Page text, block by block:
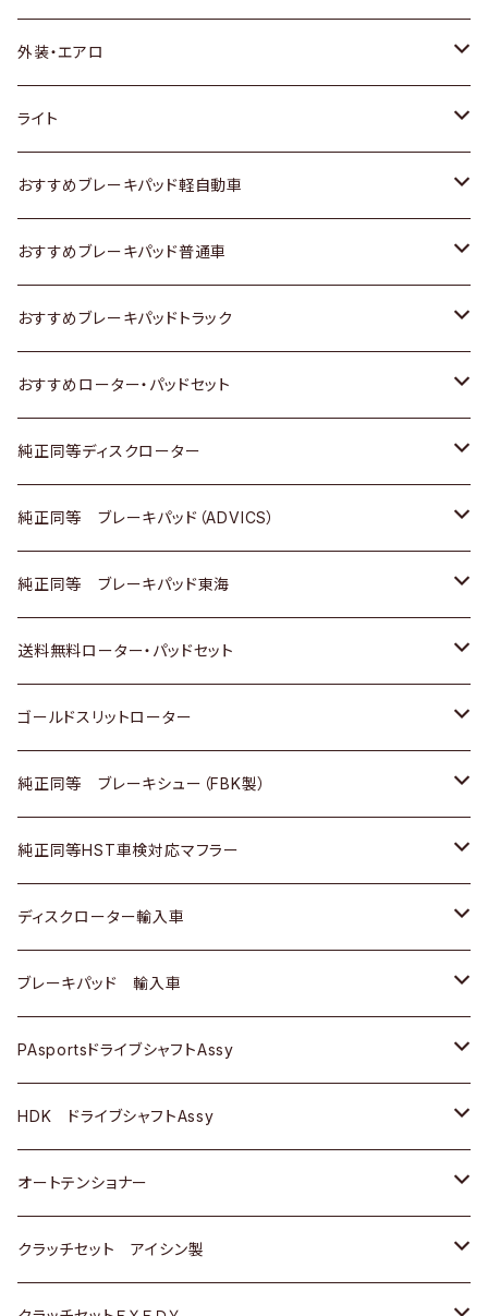
トヨタ
ホンダ
スズキ
日産
いすゞ
ダイハツ
マツダ
三菱
スバル
日野
三菱ふそう
ＢＭＷ
外装・エアロ
トヨタ
ホンダ
スズキ
日産
いすゞ
ダイハツ
マツダ
三菱
日野
三菱ふそう
ライト
トヨタ
スズキ
日産
いすゞ
ダイハツ
三菱
日野
三菱ふそう
その他
おすすめブレーキパッド軽自動車
トヨタ
ホンダ
スズキ
日産
ダイハツ
マツダ
三菱
スバル
おすすめブレーキパッド普通車
トヨタ
ホンダ
スズキ
日産
いすゞ
ダイハツ
マツダ
三菱
スバル
おすすめブレーキパッドトラック
トヨタ
日産
いすゞ
ダイハツ
マツダ
三菱
おすすめローター・パッドセット
トヨタ
ホンダ
スズキ
日産
ダイハツ
マツダ
三菱
スバル
純正同等ディスクローター
トヨタ
ホンダ
スズキ
日産
いすゞ
ダイハツ
マツダ
三菱
スバル
ＢＥＮＺ
純正同等 ブレーキパッド（ADVICS）
トヨタ
ホンダ
スズキ
日産
ダイハツ
マツダ
三菱
スバル
純正同等 ブレーキパッド東海
トヨタ
ホンダ
日産
いすゞ
ダイハツ
マツダ
三菱
スバル
送料無料ローター・パッドセット
トヨタ
ホンダ
スズキ
日産
ダイハツ
マツダ
三菱
スバル
ゴールドスリットローター
トヨタ
ホンダ
スズキ
日産
ダイハツ
マツダ
三菱
スバル
純正同等 ブレーキシュー（FBK製）
ホンダ
スズキ
日産
ダイハツ
マツダ
三菱
スバル
純正同等HST車検対応マフラー
トヨタ
ホンダ
スズキ
日産
いすゞ
ダイハツ
ディスクローター輸入車
ＡＵＤＩ
ＢＥＮＺ
ＢＭＷ
GOLF
ＷＡＧＥＮ
ブレーキパッド 輸入車
ＢＥＮＺ
ＢＭＷ
ＷＡＧＥＮ
ＶＯＬＶＯ
PAsportsドライブシャフトAssy
トヨタ
ホンダ
スズキ
HDK ドライブシャフトAssy
スズキ
ダイハツ
オートテンショナー
トヨタ
クラッチセット アイシン製